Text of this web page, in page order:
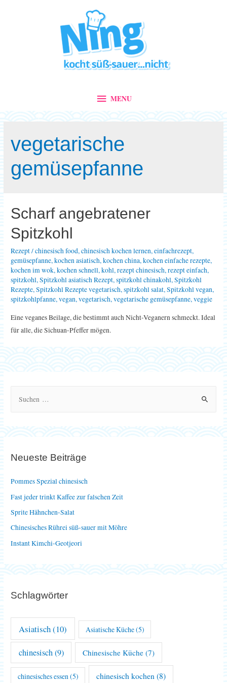
MENU
MENU
vegetarische
gemüsepfanne
Scharf angebratener
Spitzkohl
Rezept/chinesisch food,chinesisch kochen lernen,einfachrezept,
gemüsepfanne,kochen asiatisch,kochen china,kochen einfache rezepte,
kochen im wok,kochen schnell,kohl,rezept chinesisch,rezept einfach,
spitzkohl,Spitzkohl asiatisch Rezept,spitzkohl chinakohl,Spitzkohl
Rezepte,Spitzkohl Rezepte vegetarisch,spitzkohl salat,Spitzkohl vegan,
spitzkohlpfanne,vegan,vegetarisch,vegetarische gemüsepfanne,veggie
Eine veganes Beilage, die bestimmt auch Nicht-Veganern schmeckt. Ideal
für alle, die Sichuan-Pfeffer mögen.
n
c
h
:
Neueste Beiträge
Pommes Spezial chinesisch
Fast jeder trinkt Kaffee zur falschen Zeit
Sprite Hähnchen-Salat
Chinesisches Rührei süß-sauer mit Möhre
Instant Kimchi-Geotjeori
Schlagwörter
Asiatisch(10) Asiatische Küche(5)
chinesisch(9) Chinesische Küche (7)
chinesisches essen(5) chinesisch kochen (8)